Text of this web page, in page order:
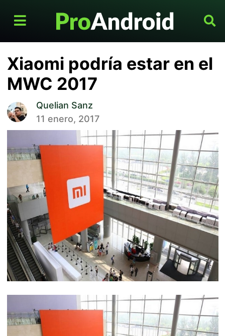
Xiaomi podría estar en el
MWC 2017
Quelian Sanz
11 enero, 2017